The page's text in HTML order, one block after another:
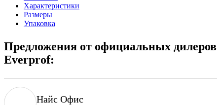
Характеристики
Размеры
Упаковка
Предложения от официальных дилеров
Everprof:
Найс Офис